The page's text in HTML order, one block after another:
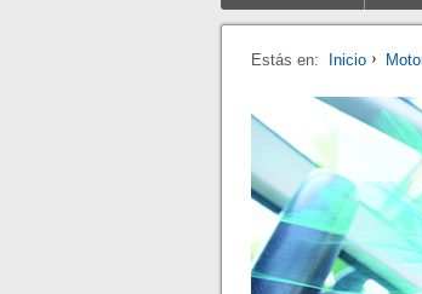
Estás en: Inicio